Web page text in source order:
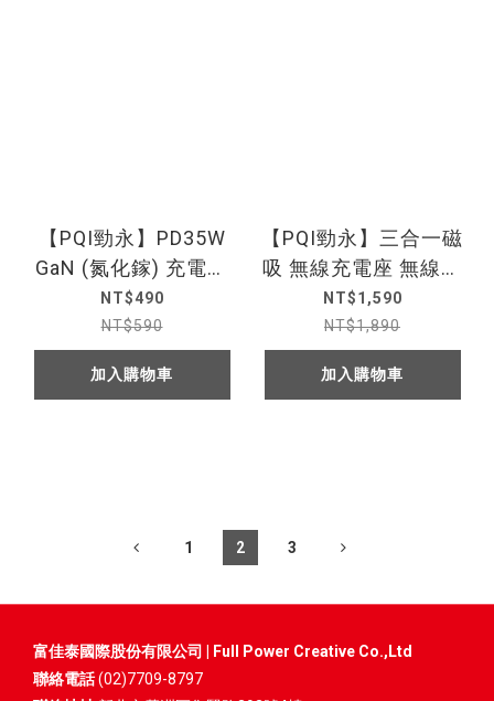
【PQI勁永】PD35W
GaN (氮化鎵) 充電器
充電頭 雙孔 USB-
C+USB-A
NT$490
NT$590
加入購物車
【PQI勁永】三合一磁
吸 無線充電座 無線充
電 Magsafe快充
Apple Watch 手機 耳
機 WCS23WR
NT$1,590
NT$1,890
加入購物車
1 2 3
富佳泰國際股份有限公司 | Full Power Creative Co.,Ltd
聯絡電話(02)7709-8797